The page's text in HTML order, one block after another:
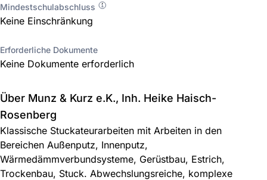
Mindestschulabschluss
Keine Einschränkung
Erforderliche Dokumente
Keine Dokumente erforderlich
Über Munz & Kurz e.K., Inh. Heike Haisch-
Rosenberg
Klassische Stuckateurarbeiten mit Arbeiten in den
Bereichen Außenputz, Innenputz,
Wärmedämmverbundsysteme, Gerüstbau, Estrich,
Trockenbau, Stuck. Abwechslungsreiche, komplexe